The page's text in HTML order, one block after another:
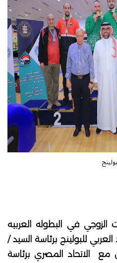
الزوجي في البطوله العربيه
العربي للبولينج برئاسة السيد /
مع الاتحاد المصري برئاسة